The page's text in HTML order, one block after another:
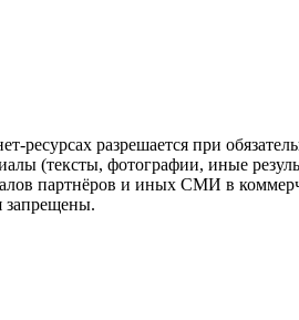
разрешается при
(тексты, фотографии, иные
партнёров и иных СМИ в
запрещены.